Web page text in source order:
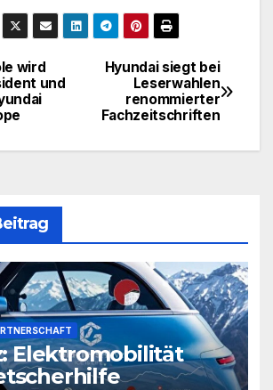
Hyundai siegt bei
Leserwahlen
renommierter
Fachzeitschriften
wird
und
Elektromobilität